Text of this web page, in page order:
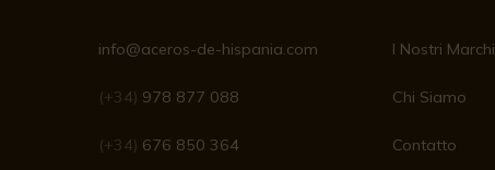
info@aceros-de-hispania.com
(+34) 978 877 088
(+34) 676 850 364
I Nostri Marchi
Chi Siamo
Contatto